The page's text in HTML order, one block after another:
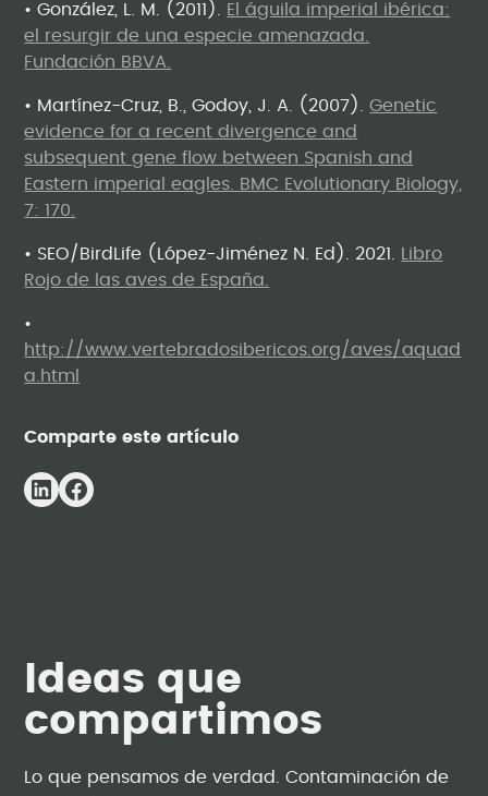
Comparte este artículo
• González, L. M. (2011).
El águila imperial ibérica:
el resurgir de una especie amenazada.
Fundación BBVA.
• Martínez-Cruz, B., Godoy, J. A. (2007).Genetic
evidence for a recent divergence and
subsequent gene flow between Spanish and
Eastern imperial eagles. BMC Evolutionary Biology,
7: 170.
• SEO/BirdLife (López-Jiménez N. Ed). 2021.
Libro
Rojo de las aves de España.
•
http://www.vertebradosibericos.org/aves/aquad
a.html
Ideas que
compartimos
Lo que pensamos de verdad. Contaminación de